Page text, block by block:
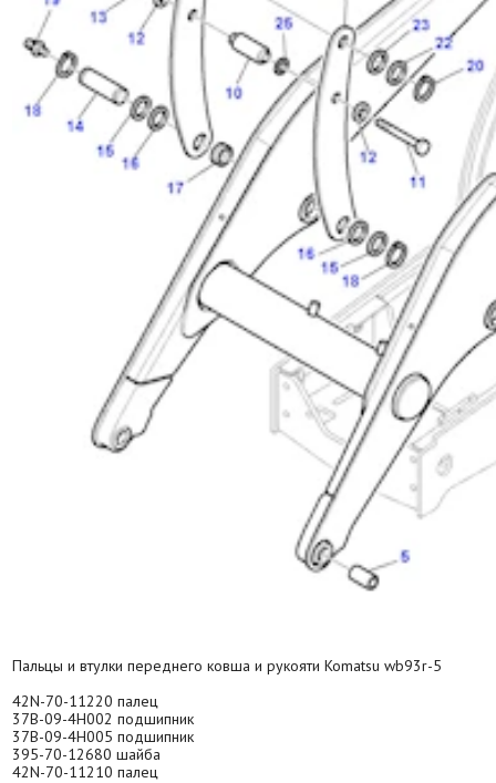
Пальцы и втулки переднего ковша и рукояти Komatsu wb93r-5
42N-70-11220 палец
37B-09-4H002 подшипник
37B-09-4H005 подшипник
395-70-12680 шайба
42N-70-11210 палец